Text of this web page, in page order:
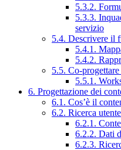
5.3.2.
5.3.3.
servizio
5.4. Descrivere il
5.4.1.
5.4.2.
5.5. Co-
5.5.1.
6. Progettazione dei
6.1. Cos’è il
6.2. Ricerca
6.2.1.
6.2.2. Dati
6.2.3.